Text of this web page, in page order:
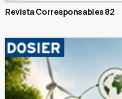
Revista Corresponsables 82